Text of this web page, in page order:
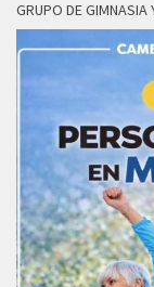
GRUPO DE GIMNASIA